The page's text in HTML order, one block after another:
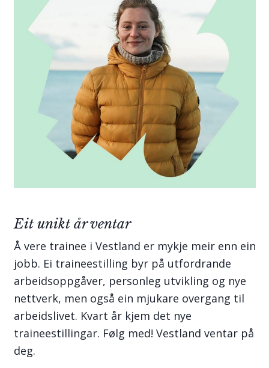
Eit unikt år ventar
Å vere trainee i Vestland er mykje meir enn ein
jobb. Ei traineestilling byr på utfordrande
arbeidsoppgåver, personleg utvikling og nye
nettverk, men også ein mjukare overgang til
arbeidslivet. Kvart år kjem det nye
traineestillingar. Følg med! Vestland ventar på
deg.